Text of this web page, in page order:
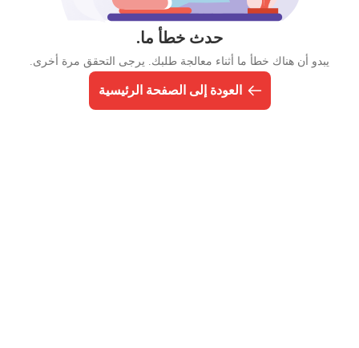
حدث خطأ ما.
يبدو أن هناك خطأ ما أثناء معالجة طلبك. يرجى التحقق مرة أخرى.
العودة إلى الصفحة الرئيسية